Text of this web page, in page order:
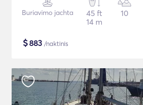
Buriavimo jachta
45 ft
14 m
10
$883 /naktinis